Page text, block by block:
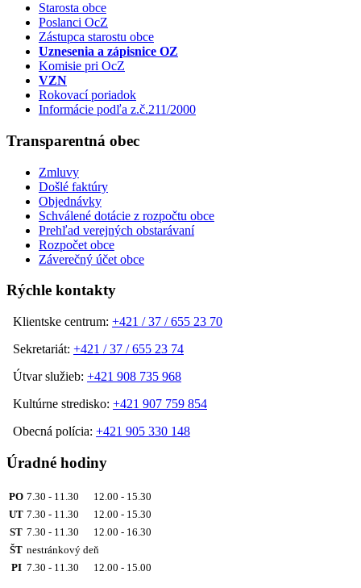
Starosta obce
Poslanci OcZ
Zástupca starostu obce
Uznesenia a zápisnice OZ
Komisie pri OcZ
VZN
Rokovací poriadok
Informácie podľa z.č.211/2000
Transparentná obec
Zmluvy
Došlé faktúry
Objednávky
Schválené dotácie z rozpočtu obce
Prehľad verejných obstarávaní
Rozpočet obce
Záverečný účet obce
Rýchle kontakty
Klientske centrum: +421 / 37 / 655 23 70
Sekretariát: +421 / 37 / 655 23 74
Útvar služieb: +421 908 735 968
Kultúrne stredisko: +421 907 759 854
Obecná polícia: +421 905 330 148
Úradné hodiny
PO 7.30 - 11.30 12.00 - 15.30
UT 7.30 - 11.30 12.00 - 15.30
ST 7.30 - 11.30 12.00 - 16.30
ŠT nestránkový deň
PI 7.30 - 11.30 12.00 - 15.00